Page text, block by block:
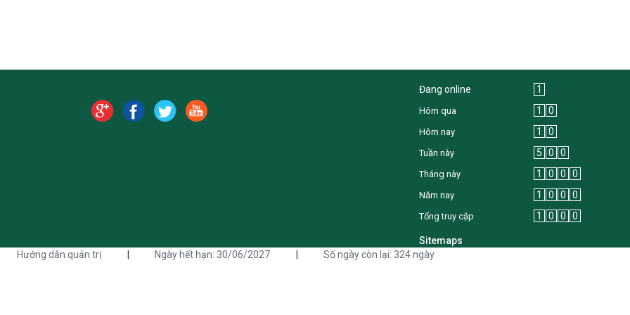
Đang online 1
Hôm qua 1 0
Hôm nay 1 0
Tuần này 5 0 0
Tháng này 1 0 0 0
Năm nay 1 0 0 0
Tổng truy cập 1 0 0 0
Sitemaps
Hướng dẫn quản trị | Ngày hết hạn: 30/06/2027 | Số ngày còn lại: 324 ngày